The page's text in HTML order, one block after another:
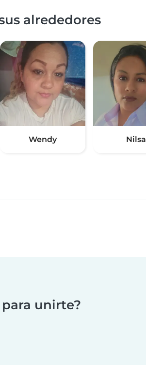
alrededores
Wendy Nilsa
unirte?